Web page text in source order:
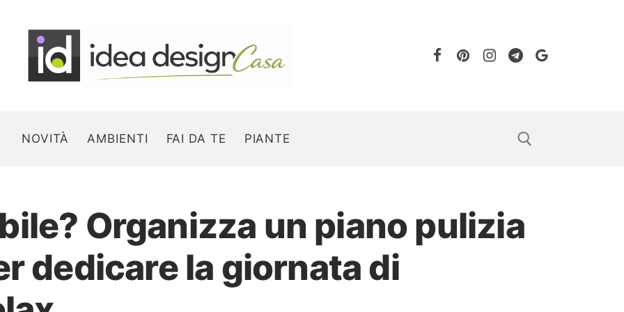
NOVITÀ AMBIENTI FAI DA TE PIANTE
Search for:
Organizza un piano pulizia
dedicare la giornata di